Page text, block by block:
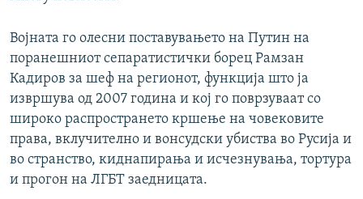
Војната го олесни поставувањето на Путин на
поранешниот сепаратистички борец Рамзан
Кадиров за шеф на регионот, функција што ја
извршува од 2007 година и кој го поврзуваат со
широко распространето кршење на човековите
права, вклучително и вонсудски убиства во Русија и
во странство, киднапирања и исчезнувања, тортура
и прогон на ЛГБТ заедницата.